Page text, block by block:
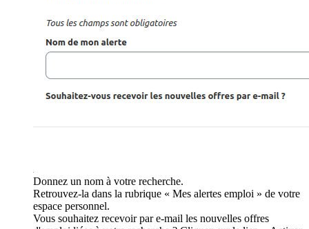
Donnez un nom à votre recherche.
Retrouvez-la dans la rubrique « Mes alertes emploi » de votre
espace personnel.
Vous souhaitez recevoir par e-mail les nouvelles offres